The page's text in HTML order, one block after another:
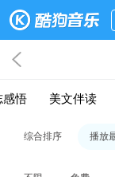
感悟 美文伴读
综合排序 播放